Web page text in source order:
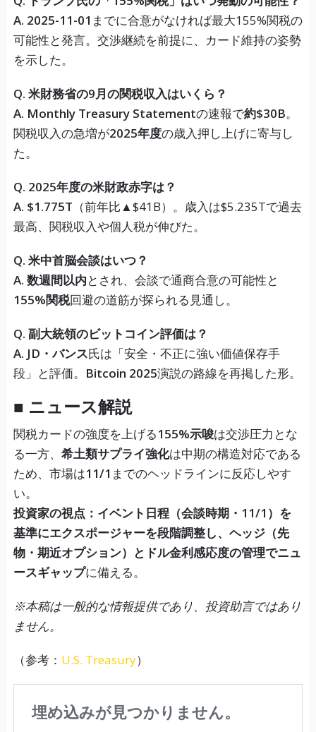
A. 2025-11-01 までに合意がなければ最大155%関税の
可能性と発言。交渉継続を前提に、カード維持の姿勢
を示した。
Q. 米財務省の9月の関税収入はいくら？
A. Monthly Treasury Statementの速報で約$30B。
関税収入の急増が2025年度の歳入押し上げに寄与し
た。
Q. 2025年度の米財政赤字は？
A. $1.775T （前年比▲$41B）。歳入は$5.235Tで過去
最高、関税収入や個人税が伸びた。
Q. 米中首脳会談はいつ？
A. 数週間以内とされ、会談で通商合意の可能性と
155%関税回避の道筋が探られる見通し。
Q. 副大統領のビットコイン評価は？
A. JD・バンス氏は「安全・不正に強い価値保存手
段」と評価。 Bitcoin 2025演説の路線を再掲した形。
■ ニュース解説
関税カードの強度を上げる155%示唆は交渉圧力とな
る一方、 希土類サプライ強化は中期の構造対応である
ため、市場は11/1 までのヘッドラインに反応しやす
い。
投資家の視点：イベント日程（会談時期・11/1）を
基準にエクスポージャーを段階調整し、ヘッジ（先
物・期近オプション）とドル金利感応度の管理でニュ
ースギャップに備える。
※本稿は一般的な情報提供であり、投資助言ではあり
ません。
（参考： U.S. Treasury）